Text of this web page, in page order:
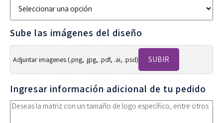
Sube las imágenes del diseño
Adjuntar imagenes (.png, .jpg, .pdf, .ai, .psd) SUBIR
Ingresar información adicional de tu pedido